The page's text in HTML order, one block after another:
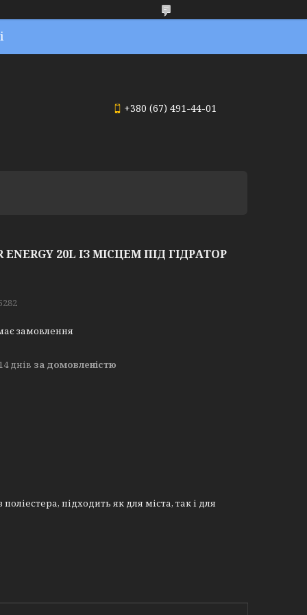
+380 (67) 491-44-01
20L ІЗ МІСЦЕМ ПІД ГІДРАТОР
замовлення
днів за домовленістю
підходить як для міста, так і для